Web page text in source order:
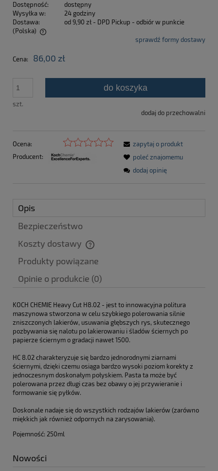
Dostępność:
dostępny
Wysyłka w:
24 godziny
Dostawa:
od 9,90 zł - DPD Pickup - odbiór w punkcie
(Polska)
Cena nie zawiera ewentualnych kosztów płatnościsprawdź formy dostawy
Cena: 86,00 zł
szt.
do koszyka
dodaj do przechowalni
Ocena:
Producent:
zapytaj o produkt
poleć znajomemu
dodaj opinię
Opis
Bezpieczeństwo
Koszty dostawy
Cena nie zawiera ewentualnych kosztów płatności
Produkty powiązane
Opinie o produkcie (0)
KOCH CHEMIE Heavy Cut H8.02 - jest to innowacyjna politura
maszynowa stworzona w celu szybkiego polerowania silnie
zniszczonych lakierów, usuwania głębszych rys, skutecznego
pozbywania się nalotu po lakierowaniu i śladów ściernych po
papierze ściernym o gradacji nawet 1500.
HC 8.02 charakteryzuje się bardzo jednorodnymi ziarnami
ściernymi, dzięki czemu osiąga bardzo wysoki poziom korekty z
jednoczesnym doskonałym połyskiem. Pasta ta może być
polerowana przez długi czas bez obawy o jej przywieranie i
formowanie się pyłków.
Doskonale nadaje się do wszystkich rodzajów lakierów (zarówno
miękkich jak również odpornych na zarysowania).
Pojemność: 250ml
Nowości